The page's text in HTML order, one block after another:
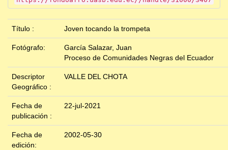
Título : Joven tocando la trompeta
Fotógrafo:
García Salazar, Juan
Proceso de Comunidades Negras del Ecuador
Descriptor
Geográfico :
VALLE DEL CHOTA
Fecha de
publicación :
22-jul-2021
Fecha de
edición:
2002-05-30